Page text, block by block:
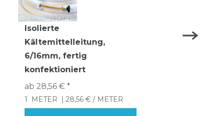
Isolierte
Kältemittelleitung,
6/16mm, fertig
konfektioniert
ab 28,56 € *
1 METER | 28,56 € / METER